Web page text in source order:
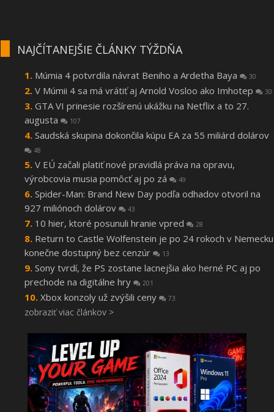
NAJČÍTANEJŠIE ČLÁNKY TÝŽDŇA
Múmia 4 potvrdila návrat Beniho a Ardetha Baya 30
V Múmii 4 sa má vrátiť aj Arnold Vosloo ako Imhotep 30
GTA VI prinesie rozšírenú ukážku na Netflix a to 27.
augusta
107
Saudská skupina dokončila kúpu EA za 55 miliárd dolárov
48
V EÚ začali platiť nové pravidlá práva na opravu,
výrobcovia musia pomôcť aj po zá
49
Spider-Man: Brand New Day podľa odhadov otvoril na
927 miliónoch dolárov
43
10 hier, ktoré posunuli hranie vpred 28
Return to Castle Wolfenstein je po 24 rokoch v Nemecku
konečne dostupný bez cenzúr
13
Sony tvrdí, že PS zostane lacnejšia ako herné PC aj po
prechode na digitálne hry
201
Xbox konzoly už zvýšili ceny 73
zobraziť viac článkov >